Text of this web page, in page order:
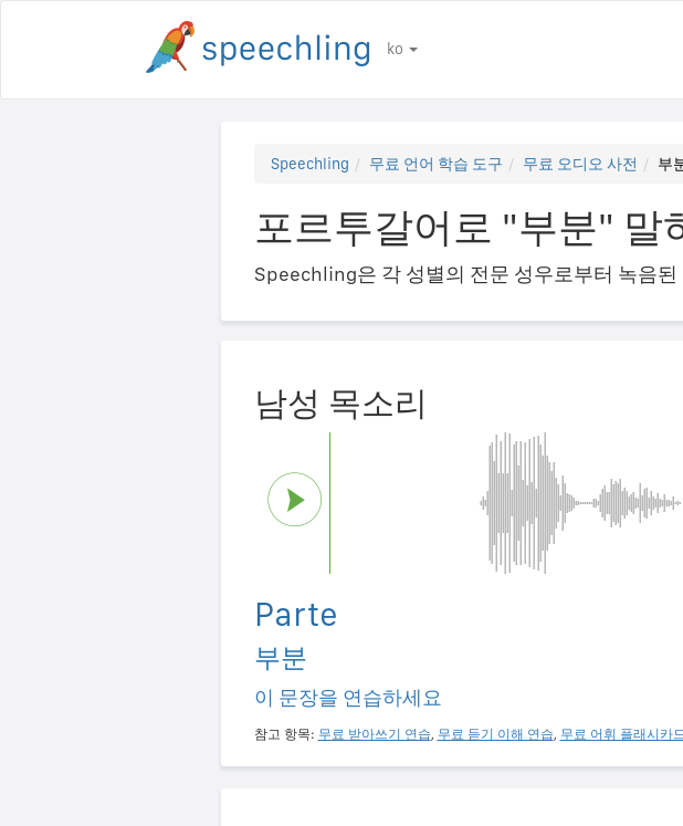
ko
Speechling 무료 언어 학습 도구 무료 오디오 사전 부
포르투갈어로 "부분" 말
Speechling은 각 성별의 전문 성우로부터 녹음
남성 목소리
Parte
부분
이 문장을 연습하세요
참고 항목: 무료 받아쓰기 연습, 무료 듣기 이해 연습, 무료 어휘 플래시카드